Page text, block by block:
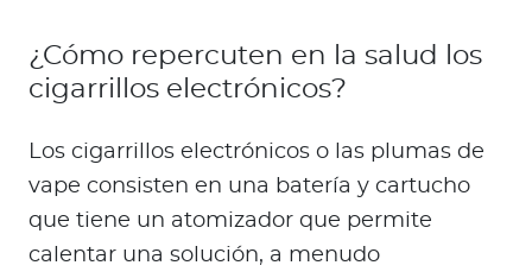
¿Cómo repercuten en la salud los
cigarrillos electrónicos?
Los cigarrillos electrónicos o las plumas de
vape consisten en una batería y cartucho
que tiene un atomizador que permite
calentar una solución, a menudo